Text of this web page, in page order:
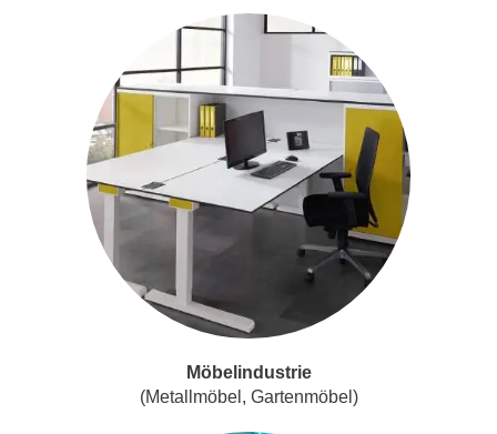
Möbelindustrie
(Metallmöbel, Gartenmöbel)